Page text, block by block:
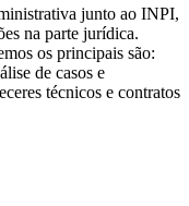
junto ao INPI,
na parte jurídica.
os principais são:
de casos e
técnicos e contratos